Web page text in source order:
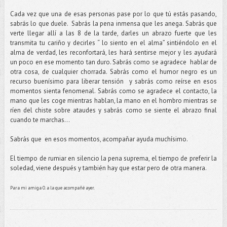
Cada vez que una de esas personas pase por lo que tú estás pasando,
sabrás lo que duele. Sabrás la pena inmensa que les anega. Sabrás que
verte llegar allí a las 8 de la tarde, darles un abrazo fuerte que les
transmita tu cariño y decirles “ lo siento en el alma” sintiéndolo en el
alma de verdad, les reconfortará, les hará sentirse mejor y les ayudará
un poco en ese momento tan duro. Sabrás como se agradece hablar de
otra cosa, de cualquier chorrada. Sabrás como el humor negro es un
recurso buenísimo para liberar tensión y sabrás como reírse en esos
momentos sienta fenomenal. Sabrás como se agradece el contacto, la
mano que les coge mientras hablan, la mano en el hombro mientras se
ríen del chiste sobre ataudes y sabrás como se siente el abrazo final
cuando te marchas...
Sabrás que en esos momentos, acompañar ayuda muchísimo.
El tiempo de rumiar en silencio la pena suprema, el tiempo de preferir la
soledad, viene después y también hay que estar pero de otra manera.
Para mi amiga O. a la que acompañé ayer.